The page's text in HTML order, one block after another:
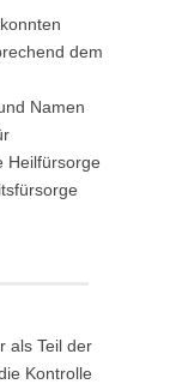
dem
Namen
Heilfürsorge
als Teil der
Kontrolle